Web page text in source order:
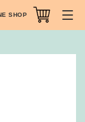
SHOP